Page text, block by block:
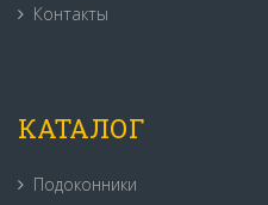
Контакты
КАТАЛОГ
Подоконники